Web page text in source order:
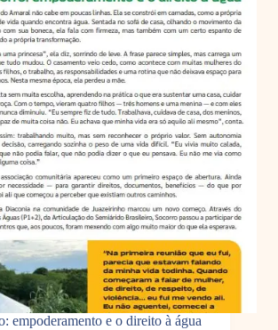
empoderamento e o direito à água